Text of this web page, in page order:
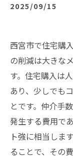
2025/09/15
西宮市で住宅購
の削減は大きな
す。住宅購入は
あり、少しでも
とです。仲介手
発生する費用で
ト強に相当しま
ることで、その